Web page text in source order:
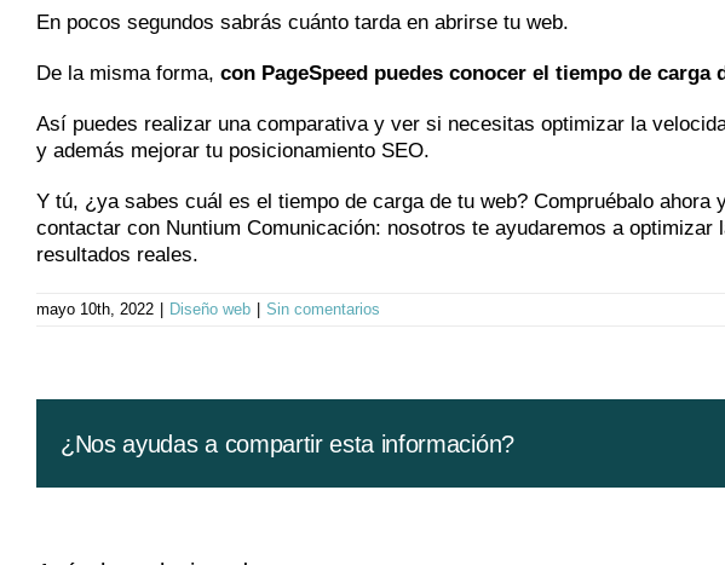
En pocos segundos sabrás cuánto tarda en abrirse tu web.
De la misma forma, con PageSpeed puedes conocer el tiempo de carga
Así puedes realizar una comparativa y ver si necesitas optimizar la
y además mejorar tu posicionamiento SEO.
Y tú, ¿ya sabes cuál es el tiempo de carga de tu web? Compruébalo
contactar con Nuntium Comunicación: nosotros te ayudaremos a
resultados reales.
mayo 10th, 2022 Diseño web Sin comentarios
¿Nos ayudas a compartir esta información?